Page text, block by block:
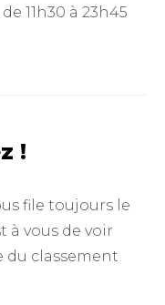
11h30 à 23h45
!
file toujours le
à vous de voir
du classement